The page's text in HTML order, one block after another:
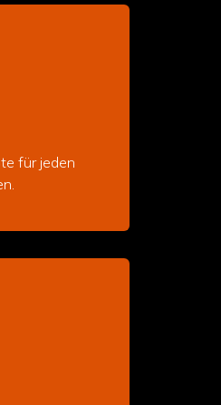
für jeden